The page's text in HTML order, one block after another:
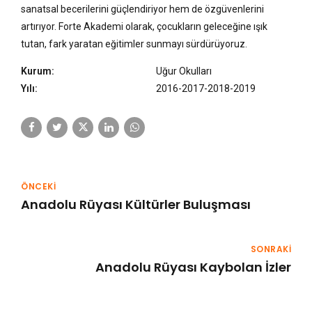
sanatsal becerilerini güçlendiriyor hem de özgüvenlerini
artırıyor. Forte Akademi olarak, çocukların geleceğine ışık
tutan, fark yaratan eğitimler sunmayı sürdürüyoruz.
Kurum:
Uğur Okulları
Yılı:
2016-2017-2018-2019
ÖNCEKİ
Anadolu Rüyası Kültürler Buluşması
SONRAKİ
Anadolu Rüyası Kaybolan İzler